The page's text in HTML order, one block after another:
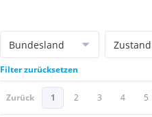
Bundesland Zustand
Filter zurücksetzen
Zurück 1 2 3 4 5